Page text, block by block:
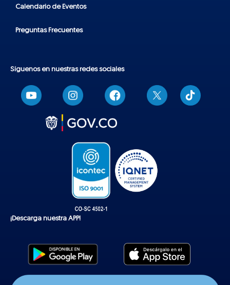
Calendario de Eventos
Preguntas Frecuentes
Síguenos en nuestras redes sociales
T
i
k
¡Descarga nuestra APP!